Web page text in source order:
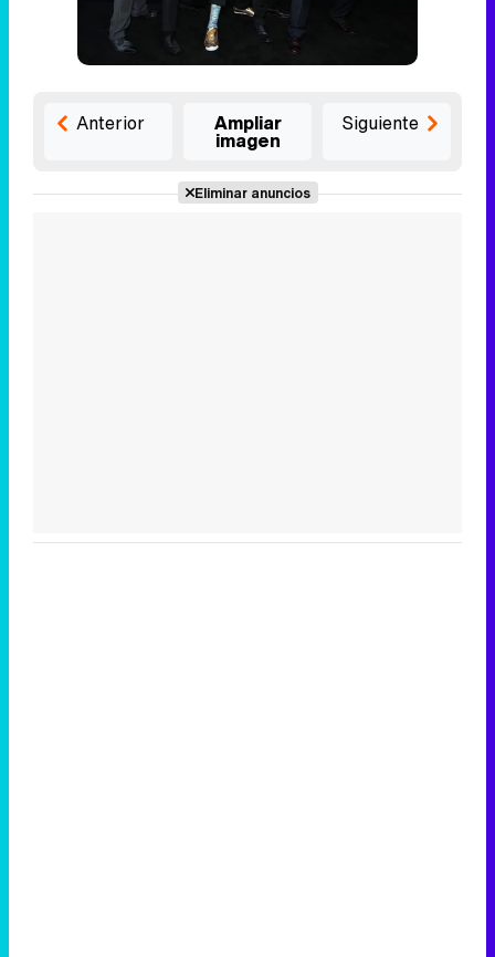
Anterior Ampliar
imagen
Siguiente
Eliminar anuncios